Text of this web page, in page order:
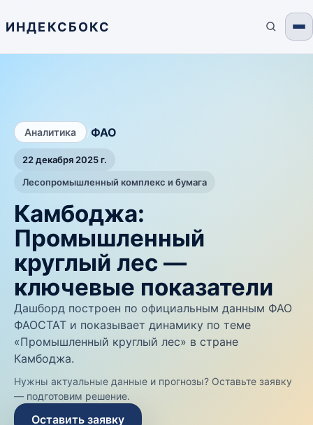
ИНДЕКСБОКС
Аналитика ФАО
22 декабря 2025 г.
Лесопромышленный комплекс и бумага
Камбоджа:
Промышленный
круглый лес —
ключевые показатели
Дашборд построен по официальным данным ФАО
ФАОСТАТ и показывает динамику по теме
«Промышленный круглый лес» в стране
Камбоджа.
Нужны актуальные данные и прогнозы? Оставьте заявку
— подготовим решение.
Оставить заявку